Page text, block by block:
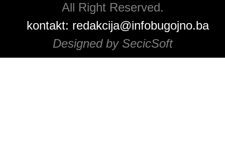
All Right Reserved.
kontakt: redakcija@infobugojno.ba
Designed by SecicSoft